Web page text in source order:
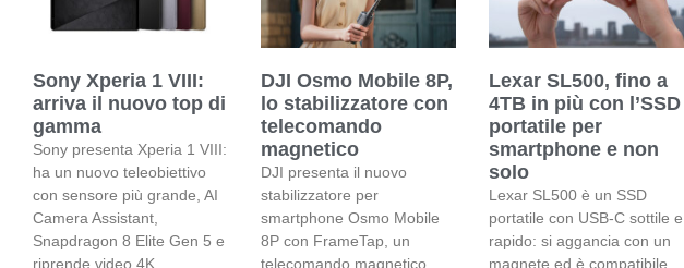
Sony Xperia 1 VIII:
arriva il nuovo top di
gamma
Sony presenta Xperia 1 VIII:
ha un nuovo teleobiettivo
con sensore più grande, AI
Camera Assistant,
Snapdragon 8 Elite Gen 5 e
riprende video 4K
DJI Osmo Mobile 8P,
lo stabilizzatore con
telecomando
magnetico
DJI presenta il nuovo
stabilizzatore per
smartphone Osmo Mobile
8P con FrameTap, un
telecomando magnetico
Lexar SL500, fino a
4TB in più con l’SSD
portatile per
smartphone e non
solo
Lexar SL500 è un SSD
portatile con USB-C sottile e
rapido: si aggancia con un
magnete ed è compatibile